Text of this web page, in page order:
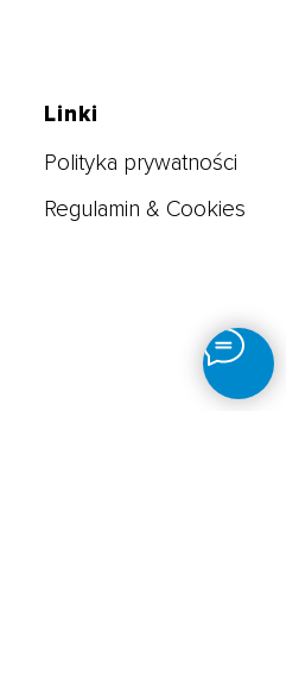
Linki
Polityka prywatności
Regulamin & Cookies